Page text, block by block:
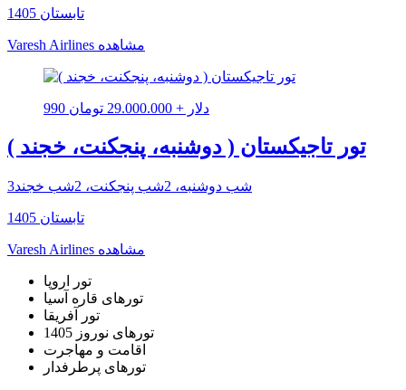
تابستان 1405
Varesh Airlines مشاهده
990 دلار + 29.000.000 تومان
تور تاجیکستان ( دوشنبه، پنجکنت، خجند )
3شب دوشنبه، 2شب پنجکنت، 2شب خجند
تابستان 1405
Varesh Airlines مشاهده
تور اروپا
تورهای قاره آسیا
تور آفریقا
تورهای نوروز 1405
اقامت و مهاجرت
تورهای پرطرفدار